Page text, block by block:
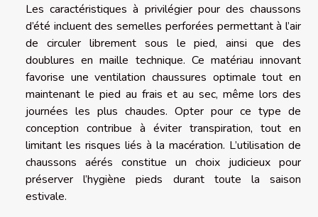
Les caractéristiques à privilégier pour des chaussons
d’été incluent des semelles perforées permettant à l’air
de circuler librement sous le pied, ainsi que des
doublures en maille technique. Ce matériau innovant
favorise une ventilation chaussures optimale tout en
maintenant le pied au frais et au sec, même lors des
journées les plus chaudes. Opter pour ce type de
conception contribue à éviter transpiration, tout en
limitant les risques liés à la macération. L’utilisation de
chaussons aérés constitue un choix judicieux pour
préserver l’hygiène pieds durant toute la saison
estivale.